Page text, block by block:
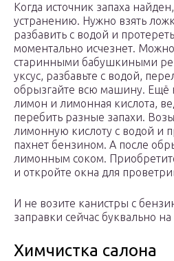
Когда источник запаха
устранению. Нужно взять
разбавить с водой и
моментально исчезнет. Можно
старинными бабушкиными
уксус, разбавьте с водой,
обрызгайте всю машину. Ещё
лимон и лимонная кислота,
перебить разные запахи.
лимонную кислоту с водой и
пахнет бензином. А после
лимонным соком.
и откройте окна для
И не возите канистры с
заправки сейчас буквально
Химчистка салона